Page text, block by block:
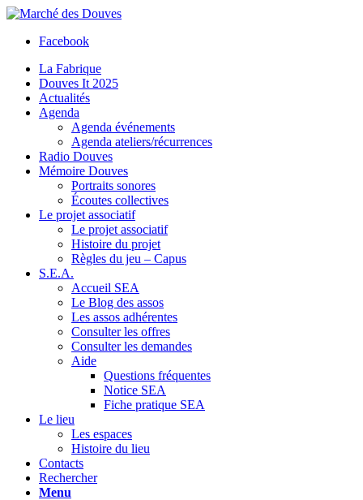
Facebook
La Fabrique
Douves It 2025
Actualités
Agenda
Agenda événements
Agenda ateliers/récurrences
Radio Douves
Mémoire Douves
Portraits sonores
Écoutes collectives
Le projet associatif
Le projet associatif
Histoire du projet
Règles du jeu – Capus
S.E.A.
Accueil SEA
Le Blog des assos
Les assos adhérentes
Consulter les offres
Consulter les demandes
Aide
Questions fréquentes
Notice SEA
Fiche pratique SEA
Le lieu
Les espaces
Histoire du lieu
Contacts
Rechercher
Menu